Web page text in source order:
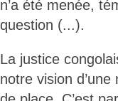
n’a été menée,
question (...).
La justice
notre vision d’une